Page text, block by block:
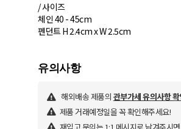
/ 사이즈
체인 40 - 45cm
유의사항
해외배송 제품의 관부가세 유의사항
제품 거래예정일을 꼭 확인해주세요!